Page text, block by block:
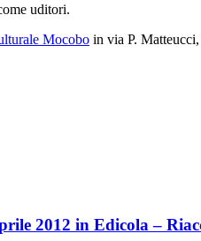
uditori.
Mocobo in via P.
2012 in Edicola –